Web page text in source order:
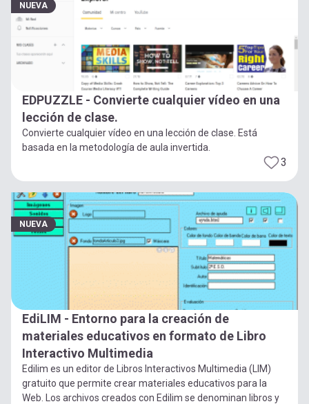
EDPUZZLE - Convierte cualquier vídeo en una
lección de clase.
NUEVA
Convierte cualquier vídeo en una lección de clase. Está
basada en la metodología de aula invertida.
3
EdiLIM - Entorno para la creación de
materiales educativos en formato de Libro
Interactivo Multimedia
NUEVA
Edilim es un editor de Libros Interactivos Multimedia (LIM)
gratuito que permite crear materiales educativos para la
Web. Los archivos creados con Edilim se denominan libros y